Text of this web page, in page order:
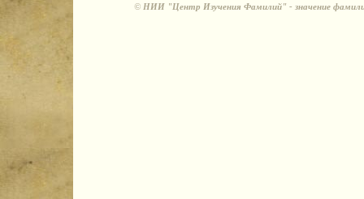
© НИИ "Центр Изучения Фамилий" - значение